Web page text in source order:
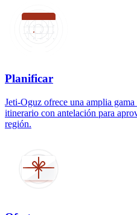
Planificar
Jeti-Oguz ofrece una amplia
itinerario con antelación para
región.